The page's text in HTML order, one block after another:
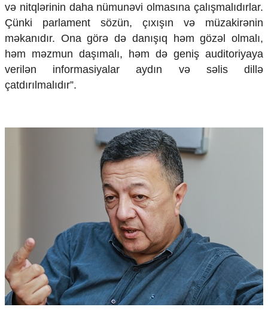
və nitqlərinin daha nümunəvi olmasına çalışmalıdırlar.
Çünki parlament sözün, çıxışın və müzakirənin
məkanıdır. Ona görə də danışıq həm gözəl olmalı,
həm məzmun daşımalı, həm də geniş auditoriyaya
verilən informasiyalar aydın və səlis dillə
çatdırılmalıdır”.